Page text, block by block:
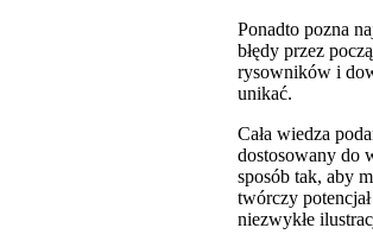
Ponadto pozna
błędy przez
rysowników i
unikać.
Cała wiedza
dostosowany do
sposób tak, aby
twórczy
niezwykłe